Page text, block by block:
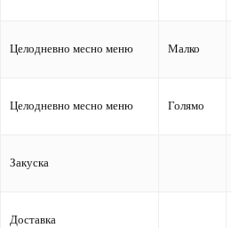
Целодневно месно меню Малко
Целодневно месно меню Голямо
Закуска
Доставка